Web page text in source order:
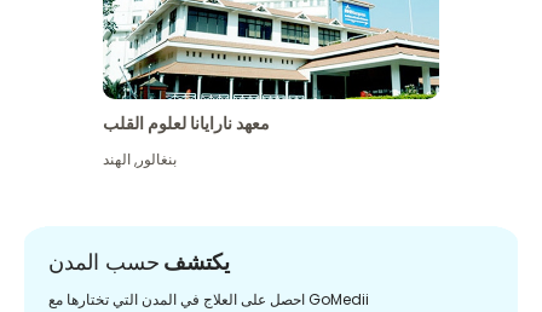
معهد نارايانا لعلوم القلب
بنغالور,الهند
يكتشف حسب المدن
احصل على العلاج في المدن التي تختارها مع GoMedii